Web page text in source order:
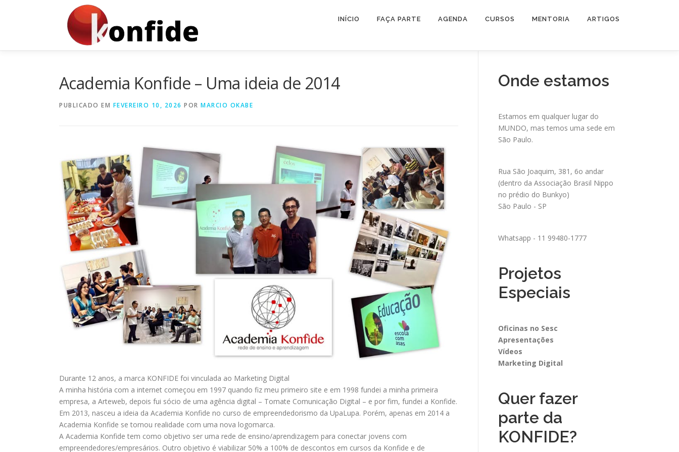
INÍCIO FAÇA PARTE AGENDA CURSOS MENTORIA ARTIGOS
Academia Konfide – Uma ideia de 2014
PUBLICADO EM FEVEREIRO 10, 2026 POR MARCIO OKABE
Durante 12 anos, a marca KONFIDE foi vinculada ao Marketing Digital
A minha história com a internet começou em 1997 quando fiz meu primeiro site e em 1998 fundei a minha primeira
empresa, a Arteweb, depois fui sócio de uma agência digital – Tomate Comunicação Digital – e por fim, fundei a Konfide.
Em 2013, nasceu a ideia da Academia Konfide no curso de empreendedorismo da UpaLupa. Porém, apenas em 2014 a
Academia Konfide se tornou realidade com uma nova logomarca.
A Academia Konfide tem como objetivo ser uma rede de ensino/aprendizagem para conectar jovens com
empreendedores/empresários. Outro objetivo é viabilizar 50% a 100% de descontos em cursos da Konfide e de
Onde estamos
Estamos em qualquer lugar do
MUNDO, mas temos uma sede em
São Paulo.
Rua São Joaquim, 381, 6o andar
(dentro da Associação Brasil Nippo
no prédio do Bunkyo)
São Paulo - SP
Whatsapp - 11 99480-1777
Projetos
Especiais
Oficinas no Sesc
Apresentações
Vídeos
Marketing Digital
Quer fazer
parte da
KONFIDE?